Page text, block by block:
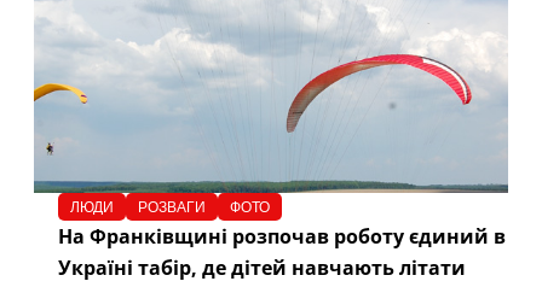
ЛЮДИ РОЗВАГИ ФОТО
На Франківщині розпочав роботу єдиний в
Україні табір, де дітей навчають літати